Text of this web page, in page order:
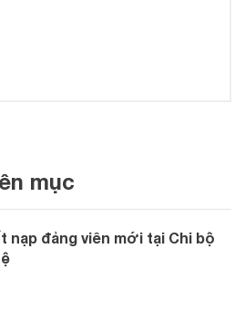
mục
đảng viên mới tại Chi bộ